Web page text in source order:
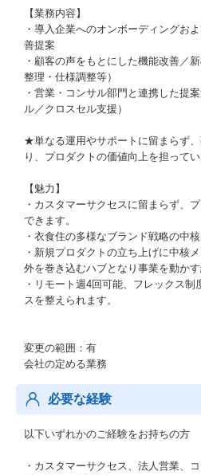
【業務内容】
・導入企業へのオンボーディングお
善提案
・顧客の声をもとにした機能改善／
整理・仕様調整等）
・営業・コンサル部門と連携した提
ル／クロスセル支援）
★単なる運用やサポートに留まらず
り、プロダクトの価値向上を担って
【魅力】
・カスタマーサクセスに留まらず、
できます。
・衣食住の多様なブランド戦略の中
・新規プロダクトの立ち上げに中核
外を巻き込むハブとなり事業を動かす
・リモート週4回可能、フレックス
スを整えられます。
変更の範囲：有
会社の定める業務
必要な経験
以下いずれかのご経験をお持ちの方
・カスタマーサクセス、法人営業、